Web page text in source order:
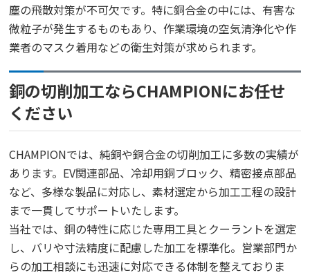
塵の飛散対策が不可欠です。特に銅合金の中には、有害な
微粒子が発生するものもあり、作業環境の空気清浄化や作
業者のマスク着用などの衛生対策が求められます。
銅の切削加工ならCHAMPIONにお任せ
ください
CHAMPIONでは、純銅や銅合金の切削加工に多数の実績が
あります。EV関連部品、冷却用銅ブロック、精密接点部品
など、多様な製品に対応し、素材選定から加工工程の設計
まで一貫してサポートいたします。
当社では、銅の特性に応じた専用工具とクーラントを選定
し、バリや寸法精度に配慮した加工を標準化。営業部門か
らの加工相談にも迅速に対応できる体制を整えておりま